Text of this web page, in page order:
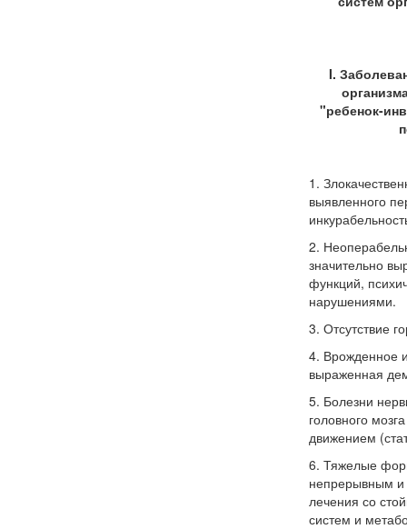
I.
"ребенок-
1.
выявленного
2.
значительно
функций,
нарушениями.
3. Отсутствие
4. Врожденное
выраженная
5. Болезни
головного
движением
6. Тяжелые
непрерывным и
лечения со
систем и